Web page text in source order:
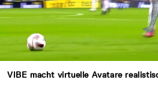
VIBE macht virtuelle Avatare